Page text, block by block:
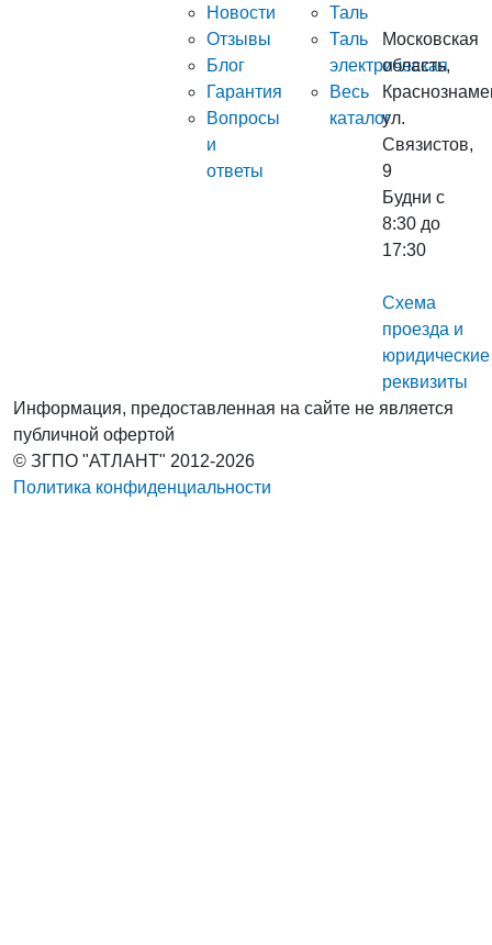
Новости
Отзывы
Блог
Гарантия
Вопросы
и
ответы
Таль
Таль
электрическая
Весь
каталог
Московская
область,
ул.
Связистов,
9
Будни с
8:30 до
17:30
Схема
проезда и
юридические
реквизиты
Информация, предоставленная на сайте не является
публичной офертой
© ЗГПО "АТЛАНТ" 2012-2026
Политика конфиденциальности